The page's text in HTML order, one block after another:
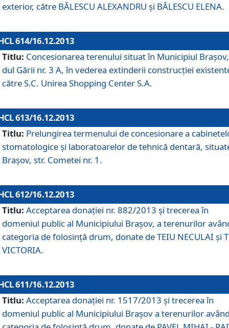
exterior, către BĂLESCU ALEXANDRU şi BĂLESCU ELENA.
614/16.12.2013
Titlu: Concesionarea terenului situat în Municipiul
dul Gării nr. 3 A, în vederea extinderii construcţiei
către S.C. Unirea Shopping Center S.A.
613/16.12.2013
Titlu: Prelungirea termenului de concesionare a
stomatologice şi laboratoarelor de tehnică dentară,
Braşov, str. Cometei nr. 1.
612/16.12.2013
Titlu: Acceptarea donaţiei nr. 882/2013 şi trecerea în
domeniul public al Municipiului Braşov, a terenurilor
categoria de folosinţă drum, donate de TEIU NECULAI şi
VICTORIA.
611/16.12.2013
Titlu: Acceptarea donaţiei nr. 1517/2013 şi trecerea în
domeniul public al Municipiului Braşov a terenurilor